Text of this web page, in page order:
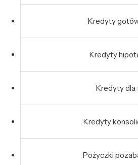
Kredyty
Kredyty
Kredyty dla
Kredyty
Pożyczki